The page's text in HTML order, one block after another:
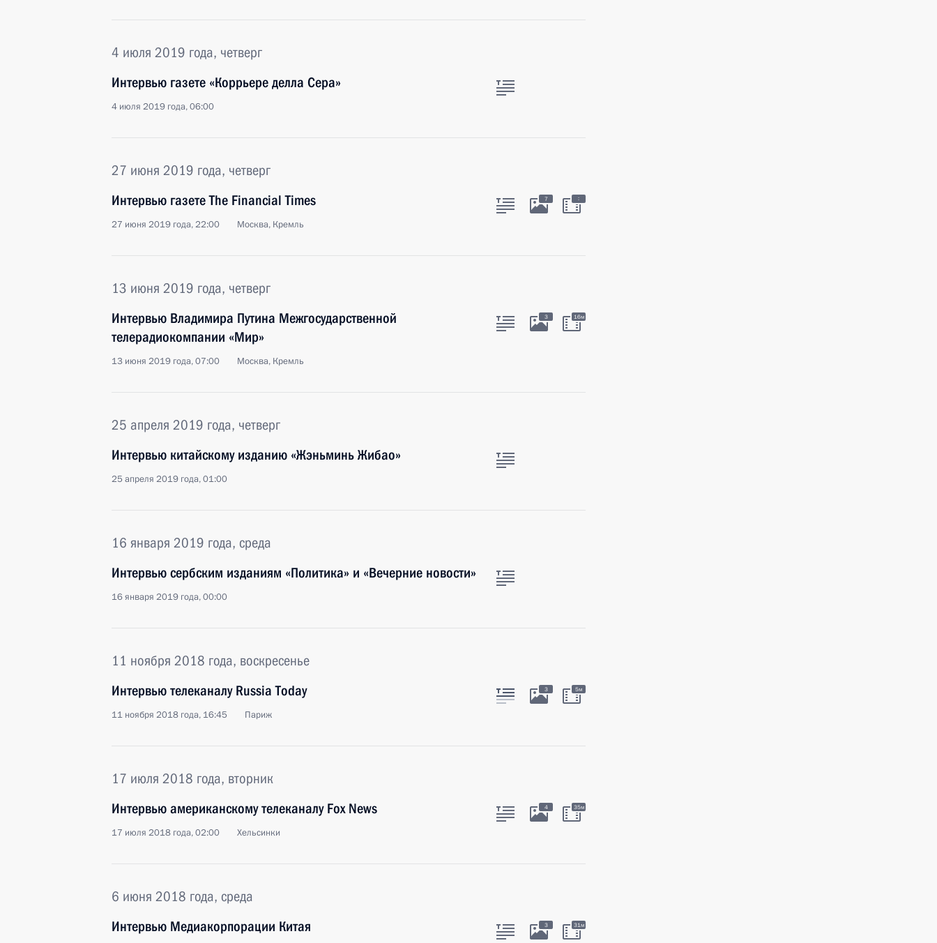
4 июля 2019 года, четверг
Интервью газете «Коррьере делла Сера»
4 июля 2019 года, 06:00
27 июня 2019 года, четверг
Интервью газете The Financial Times
27 июня 2019 года, 22:00 Москва, Кремль
7 :
13 июня 2019 года, четверг
Интервью Владимира Путина Межгосударственной
телерадиокомпании «Мир»
13 июня 2019 года, 07:00 Москва, Кремль
3 16м
25 апреля 2019 года, четверг
Интервью китайскому изданию «Жэньминь Жибао»
25 апреля 2019 года, 01:00
16 января 2019 года, среда
Интервью сербским изданиям «Политика» и «Вечерние новости»
16 января 2019 года, 00:00
11 ноября 2018 года, воскресенье
Интервью телеканалу Russia Today
11 ноября 2018 года, 16:45 Париж
3 5м
17 июля 2018 года, вторник
Интервью американскому телеканалу Fox News
17 июля 2018 года, 02:00 Хельсинки
4 35м
6 июня 2018 года, среда
Интервью Медиакорпорации Китая
3 31м